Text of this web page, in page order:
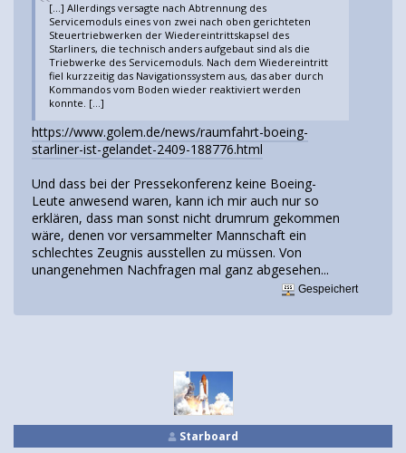
[...] Allerdings versagte nach Abtrennung des
Servicemoduls eines von zwei nach oben gerichteten
Steuertriebwerken der Wiedereintrittskapsel des
Starliners, die technisch anders aufgebaut sind als die
Triebwerke des Servicemoduls. Nach dem Wiedereintritt
fiel kurzzeitig das Navigationssystem aus, das aber durch
Kommandos vom Boden wieder reaktiviert werden
konnte. [...]
https://www.golem.de/news/raumfahrt-boeing-
starliner-ist-gelandet-2409-188776.html
Und dass bei der Pressekonferenz keine Boeing-
Leute anwesend waren, kann ich mir auch nur so
erklären, dass man sonst nicht drumrum gekommen
wäre, denen vor versammelter Mannschaft ein
schlechtes Zeugnis ausstellen zu müssen. Von
unangenehmen Nachfragen mal ganz abgesehen...
Gespeichert
Starboard